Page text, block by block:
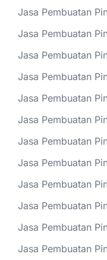
Jasa Pembuatan
Jasa Pembuatan
Jasa Pembuatan
Jasa Pembuatan
Jasa Pembuatan
Jasa Pembuatan
Jasa Pembuatan
Jasa Pembuatan
Jasa Pembuatan
Jasa Pembuatan
Jasa Pembuatan
Jasa Pembuatan